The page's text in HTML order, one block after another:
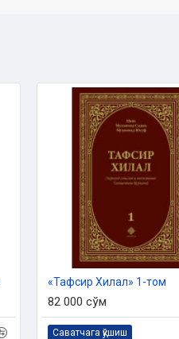
«Тафсир Хилал» 1-том
82 000 сўм
Саватчага қўшиш